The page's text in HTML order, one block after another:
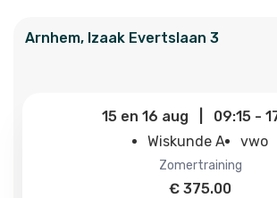
Arnhem, Izaak Evertslaan 3
15 en 16 aug 09:15-
Wiskunde A
vwo
zomertraining
€ 375.00